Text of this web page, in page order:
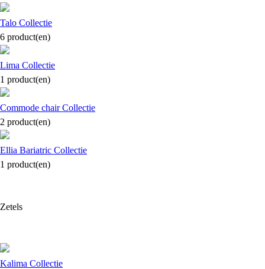
Talo Collectie
6 product(en)
Lima Collectie
1 product(en)
Commode chairCollectie
2 product(en)
Ellia Bariatric Collectie
1 product(en)
Zetels
Kalima Collectie